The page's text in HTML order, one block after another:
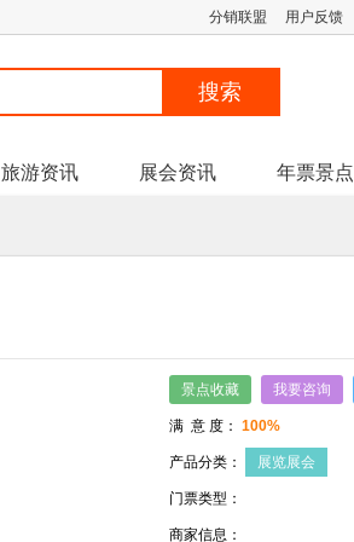
分销联盟 用户反馈
旅游资讯 展会资讯 年票景点
景点收藏 我要咨询
满 意 度： 100%
产品分类： 展览展会
门票类型：
商家信息：